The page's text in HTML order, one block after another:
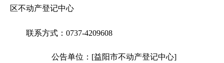
区不动产登记中心
联系方式：0737-4209608
公告单位：[益阳市不动产登记中心]